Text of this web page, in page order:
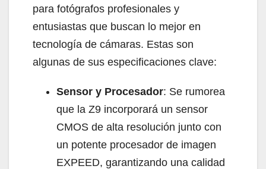
para fotógrafos profesionales y
entusiastas que buscan lo mejor en
tecnología de cámaras. Estas son
algunas de sus especificaciones clave:
Sensor y Procesador: Se rumorea
que la Z9 incorporará un sensor
CMOS de alta resolución junto con
un potente procesador de imagen
EXPEED, garantizando una calidad